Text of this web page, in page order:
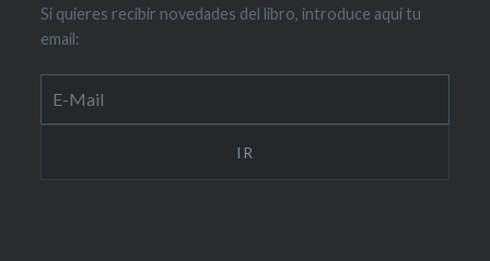
Si quieres recibir novedades del libro, introduce aquí tu
email: